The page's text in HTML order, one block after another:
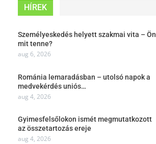
HÍREK
Személyeskedés helyett szakmai vita – Ön
mit tenne?
aug 6, 2026
Románia lemaradásban – utolsó napok a
medvekérdés uniós…
aug 4, 2026
Gyimesfelsőlokon ismét megmutatkozott
az összetartozás ereje
aug 4, 2026